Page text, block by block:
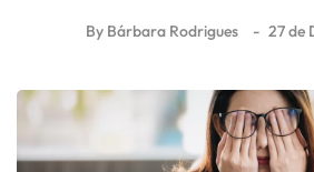
By Bárbara Rodrigues 27 de